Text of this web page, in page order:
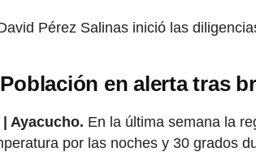
Pérez Salinas inició las
en alerta tras
| Ayacucho. En la última semana la
por las noches y 30 grados